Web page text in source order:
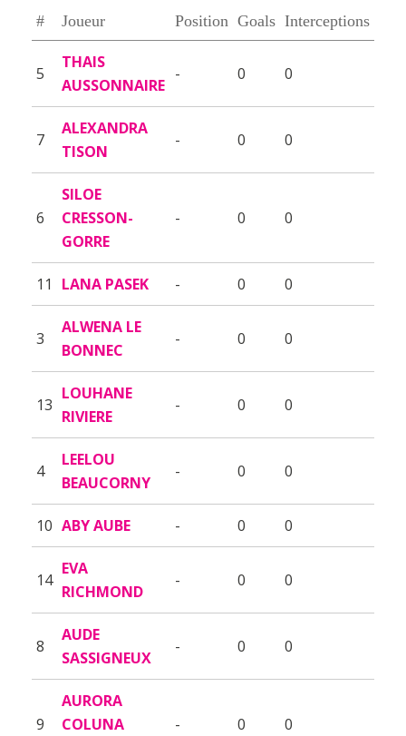
# Joueur Position Goals Interceptions
5
THAIS
AUSSONNAIRE
- 0 0
7
ALEXANDRA
TISON
- 0 0
6
SILOE
CRESSON-
GORRE
- 0 0
11 LANA PASEK - 0 0
3
ALWENA LE
BONNEC
- 0 0
13
LOUHANE
RIVIERE
- 0 0
4
LEELOU
BEAUCORNY
- 0 0
10 ABY AUBE - 0 0
14
EVA
RICHMOND
- 0 0
8
AUDE
SASSIGNEUX
- 0 0
9
AURORA
COLUNA
- 0 0